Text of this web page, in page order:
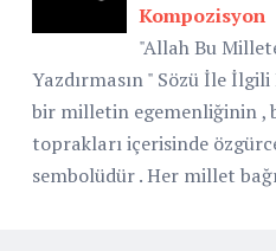
Kompozisyon
"Allah Bu
Yazdırmasın " Sözü İle
bir milletin egemenliğinin ,
toprakları içerisinde
sembolüdür . Her millet